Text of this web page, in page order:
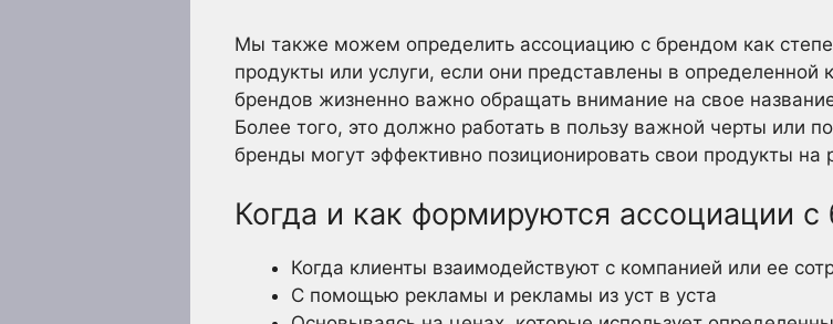
Мы также можем определить ассоциацию с брендом как
продукты или услуги, если они представлены в определенной
брендов жизненно важно обращать внимание на свое
Более того, это должно работать в пользу важной черты или
бренды могут эффективно позиционировать свои продукты на
Когда и как формируются ассоциации
Когда клиенты взаимодействуют с компанией или ее
С помощью рекламы и рекламы из уст в уста